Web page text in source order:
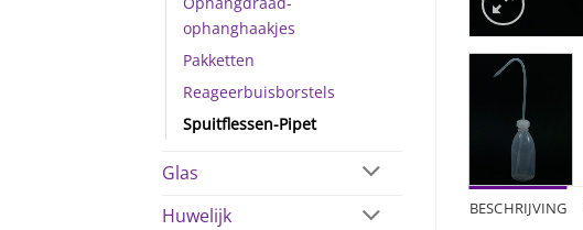
ophanghaakjes
Pakketten
Reageerbuisborstels
Spuitflessen-Pipet
Glas
Huwelijk
BESCHRIJVING